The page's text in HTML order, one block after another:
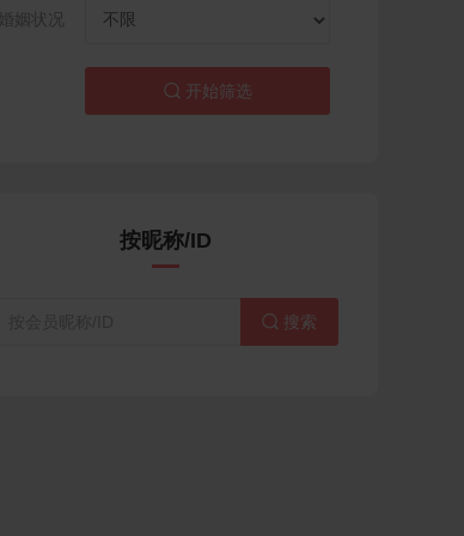
婚姻状况
 开始筛选
按昵称/ID
 搜索